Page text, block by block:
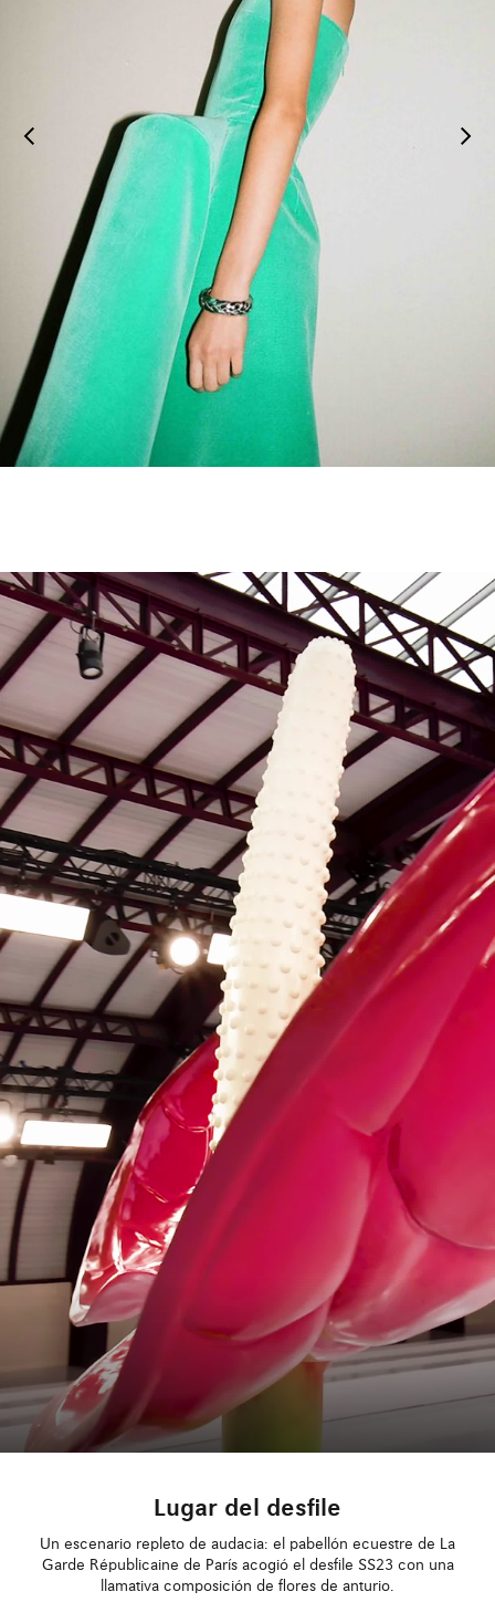
Lugar del desfile
Un escenario repleto de audacia: el pabellón ecuestre de La
Garde Républicaine de París acogió el desfile SS23 con una
llamativa composición de flores de anturio.